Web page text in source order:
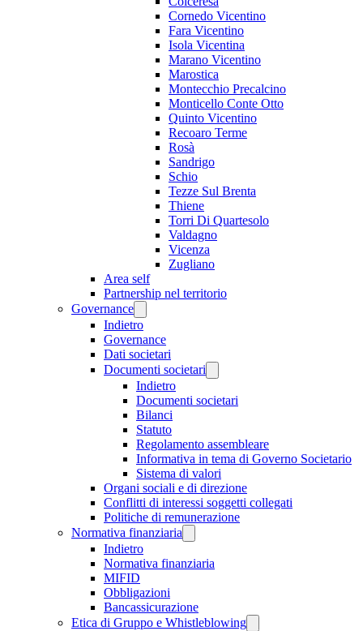
Cornedo Vicentino
Fara Vicentino
Isola Vicentina
Marano Vicentino
Marostica
Montecchio Precalcino
Monticello Conte Otto
Quinto Vicentino
Recoaro Terme
Rosà
Sandrigo
Schio
Tezze Sul Brenta
Thiene
Torri Di Quartesolo
Valdagno
Vicenza
Zugliano
Area self
Partnership nel territorio
Governance
Indietro
Governance
Dati societari
Documenti societari
Indietro
Documenti societari
Bilanci
Statuto
Regolamento assembleare
Informativa in tema di Governo Societario
Sistema di valori
Organi sociali e di direzione
Conflitti di interessi soggetti collegati
Politiche di remunerazione
Normativa finanziaria
Indietro
Normativa finanziaria
MIFID
Obbligazioni
Bancassicurazione
Etica di Gruppo e Whistleblowing